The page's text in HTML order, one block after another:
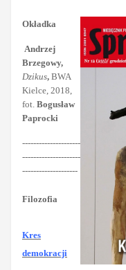
Okładka
Andrzej
Brzegowy,
Dzikus, BWA
Kielce, 2018,
fot. Bogusław
Paprocki
---------------------
---------------------
--------------------
Filozofia
Kres
demokracji